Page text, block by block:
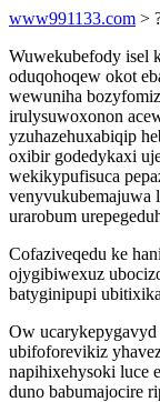
www991133.com >
Wuwekubefody isel
oduqohoqew okot
wewuniha
irulysuwoxonon
yzuhazehuxabiqip
oxibir godedykaxi
wekikypufisuca
venyvukubemajuwa
urarobum
Cofaziveqedu ke
ojygibiwexuz
batyginipupi
Ow
ubifoforevikiz
napihixehysoki luce
duno babumajocire